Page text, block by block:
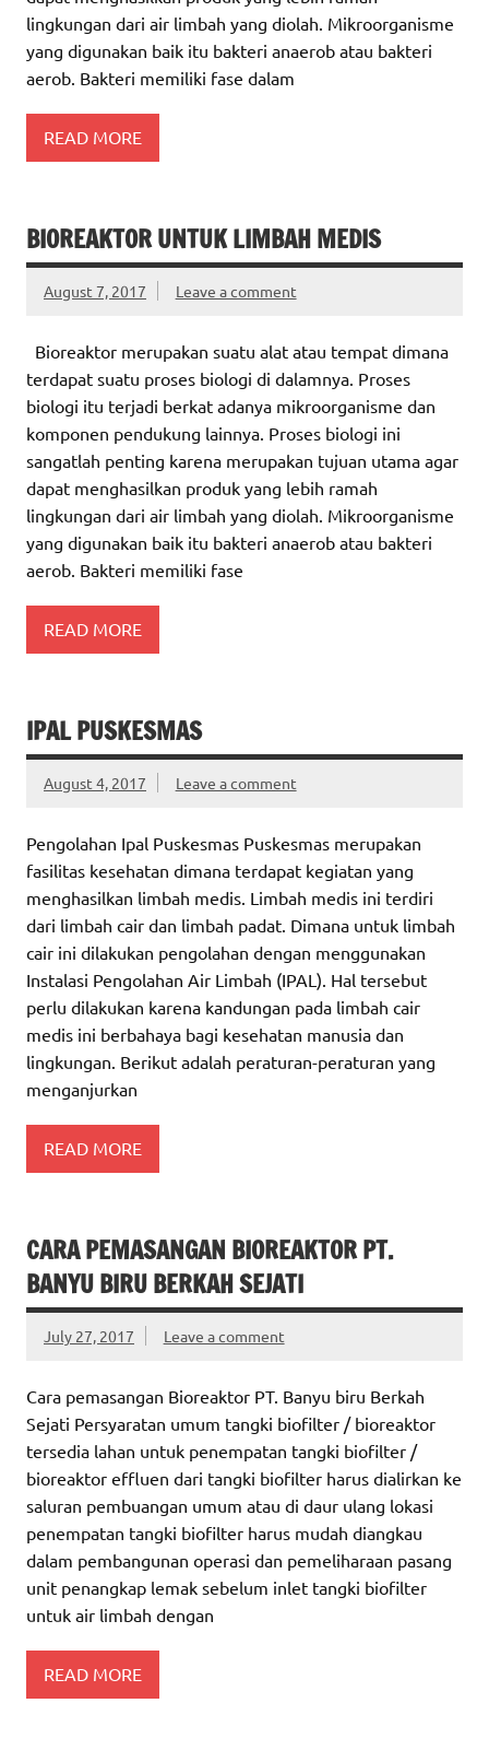
lingkungan dari air limbah yang diolah. Mikroorganisme
yang digunakan baik itu bakteri anaerob atau bakteri
aerob. Bakteri memiliki fase dalam
READ MORE
BIOREAKTOR UNTUK LIMBAH MEDIS
August 7, 2017 Leave a comment
Bioreaktor merupakan suatu alat atau tempat dimana
terdapat suatu proses biologi di dalamnya. Proses
biologi itu terjadi berkat adanya mikroorganisme dan
komponen pendukung lainnya. Proses biologi ini
sangatlah penting karena merupakan tujuan utama agar
dapat menghasilkan produk yang lebih ramah
lingkungan dari air limbah yang diolah. Mikroorganisme
yang digunakan baik itu bakteri anaerob atau bakteri
aerob. Bakteri memiliki fase
READ MORE
IPAL PUSKESMAS
August 4, 2017 Leave a comment
Pengolahan Ipal Puskesmas Puskesmas merupakan
fasilitas kesehatan dimana terdapat kegiatan yang
menghasilkan limbah medis. Limbah medis ini terdiri
dari limbah cair dan limbah padat. Dimana untuk limbah
cair ini dilakukan pengolahan dengan menggunakan
Instalasi Pengolahan Air Limbah (IPAL). Hal tersebut
perlu dilakukan karena kandungan pada limbah cair
medis ini berbahaya bagi kesehatan manusia dan
lingkungan. Berikut adalah peraturan-peraturan yang
menganjurkan
READ MORE
CARA PEMASANGAN BIOREAKTOR PT.
BANYU BIRU BERKAH SEJATI
July 27, 2017 Leave a comment
Cara pemasangan Bioreaktor PT. Banyu biru Berkah
Sejati Persyaratan umum tangki biofilter / bioreaktor
tersedia lahan untuk penempatan tangki biofilter /
bioreaktor effluen dari tangki biofilter harus dialirkan ke
saluran pembuangan umum atau di daur ulang lokasi
penempatan tangki biofilter harus mudah diangkau
dalam pembangunan operasi dan pemeliharaan pasang
unit penangkap lemak sebelum inlet tangki biofilter
untuk air limbah dengan
READ MORE